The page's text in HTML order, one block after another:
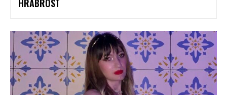
HRABROST